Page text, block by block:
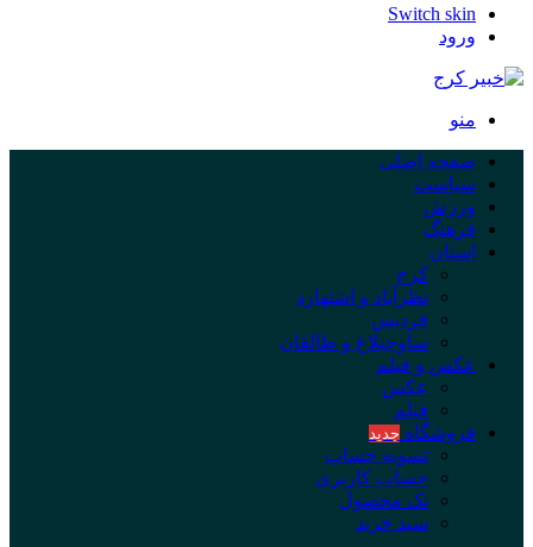
Switch skin
ورود
منو
صفحه اصلی
سیاست
ورزش
فرهنگ
استان
کرج
نظرآباد و اشتهارد
فردیس
ساوجبلاغ و طالقان
عکس و فیلم
عکس
فیلم
فروشگاه جدید
تسویه حساب
حساب کاربری
تک محصول
سبد خرید